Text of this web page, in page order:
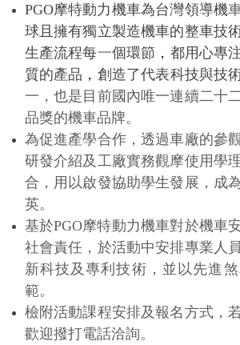
PGO摩特動力機車為台灣領導機
球且擁有獨立製造機車的整車技
生產流程每一個環節 ， 都用心專
質的產品 ， 創造了代表科技與技
一，也是目前國內唯一連續二十
品獎的機車品牌。
為促進產學合作，透過車廠的參
研發介紹及工廠實務觀摩使用學
合，用以啟發協助學生發展，成
英。
基於PGO摩特動力機車對於機車
社會責任，於活動中安排專業人
新科技及專利技術，並以先進
範。
檢附活動課程安排及報名方式，
歡迎撥打電話洽詢。